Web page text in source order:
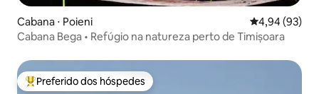
Cabana ⋅ Poieni 4,94 de uma
4,94 (93)
Cabana Bega • Refúgio na natureza perto de Timișoara
Entre os melhores preferidos dos hóspedes
Preferido dos hóspedes